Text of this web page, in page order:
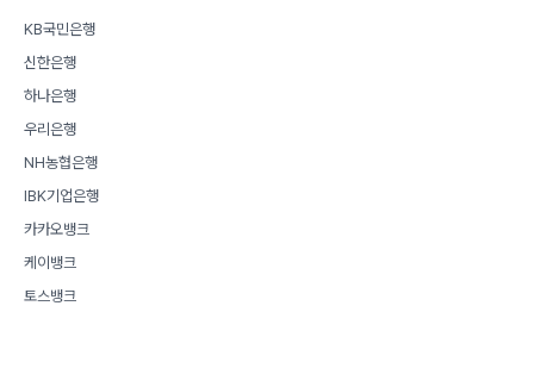
KB국민은행
신한은행
하나은행
우리은행
NH농협은행
IBK기업은행
카카오뱅크
케이뱅크
토스뱅크